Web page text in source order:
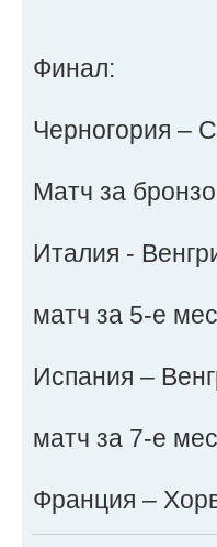
Финал:
Черногория –
Матч за
Италия -
матч за 5-е
Испания –
матч за 7-е
Франция –